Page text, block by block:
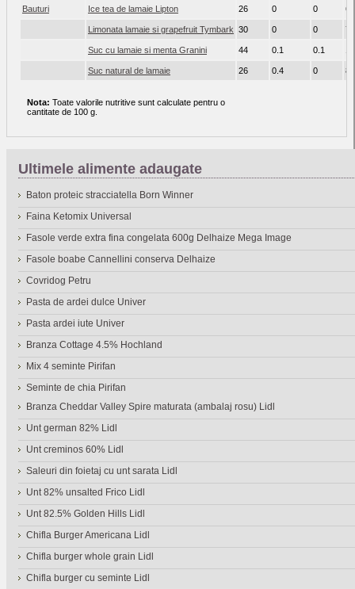
Bauturi Ice tea de lamaie Lipton 26 0 0
Limonata lamaie si grapefruit Tymbark 30 0 0
Suc cu lamaie si menta Granini 44 0.1 0.1
Suc natural de lamaie 26 0.4 0
Nota: Toate valorile nutritive sunt calculate pentru o
cantitate de 100 g.
Ultimele alimente adaugate
Baton proteic stracciatella Born Winner
Faina Ketomix Universal
Fasole verde extra fina congelata 600g Delhaize Mega Image
Fasole boabe Cannellini conserva Delhaize
Covridog Petru
Pasta de ardei dulce Univer
Pasta ardei iute Univer
Branza Cottage 4.5% Hochland
Mix 4 seminte Pirifan
Seminte de chia Pirifan
Branza Cheddar Valley Spire maturata (ambalaj rosu) Lidl
Unt german 82% Lidl
Unt creminos 60% Lidl
Saleuri din foietaj cu unt sarata Lidl
Unt 82% unsalted Frico Lidl
Unt 82.5% Golden Hills Lidl
Chifla Burger Americana Lidl
Chifla burger whole grain Lidl
Chifla burger cu seminte Lidl